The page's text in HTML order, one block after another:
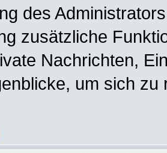
des
zusätzliche
Nachrichten,
um sich